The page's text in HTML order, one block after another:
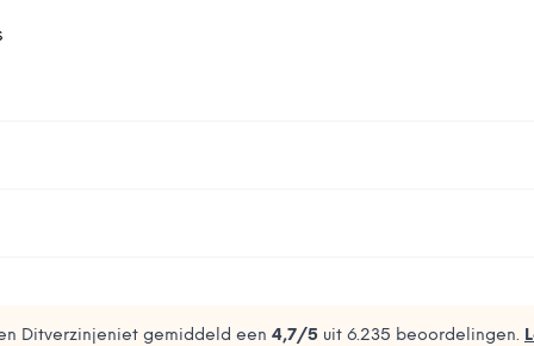
Ditverzinjeniet gemiddeld een 4,7/5 uit 6.235 beoordelingen.